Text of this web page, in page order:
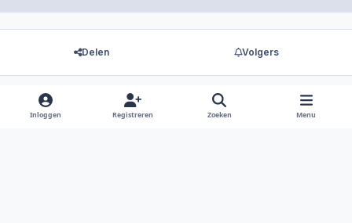
Delen Volgers
Er zijn geen reacties om weer te geven.
Inloggen Registreren Zoeken Menu